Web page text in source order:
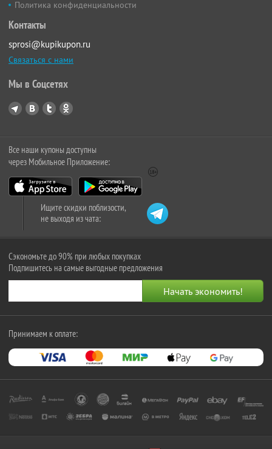
Политика конфиденциальности
Контакты
sprosi@kupikupon.ru
Связаться с нами
Мы в Соцсетях
Все наши купоны доступны
через Мобильное Приложение:
Ищите скидки поблизости,
не выходя из чата:
Сэкономьте до 90% при любых покупках
Подпишитесь на самые выгодные предложения
Принимаем к оплате: